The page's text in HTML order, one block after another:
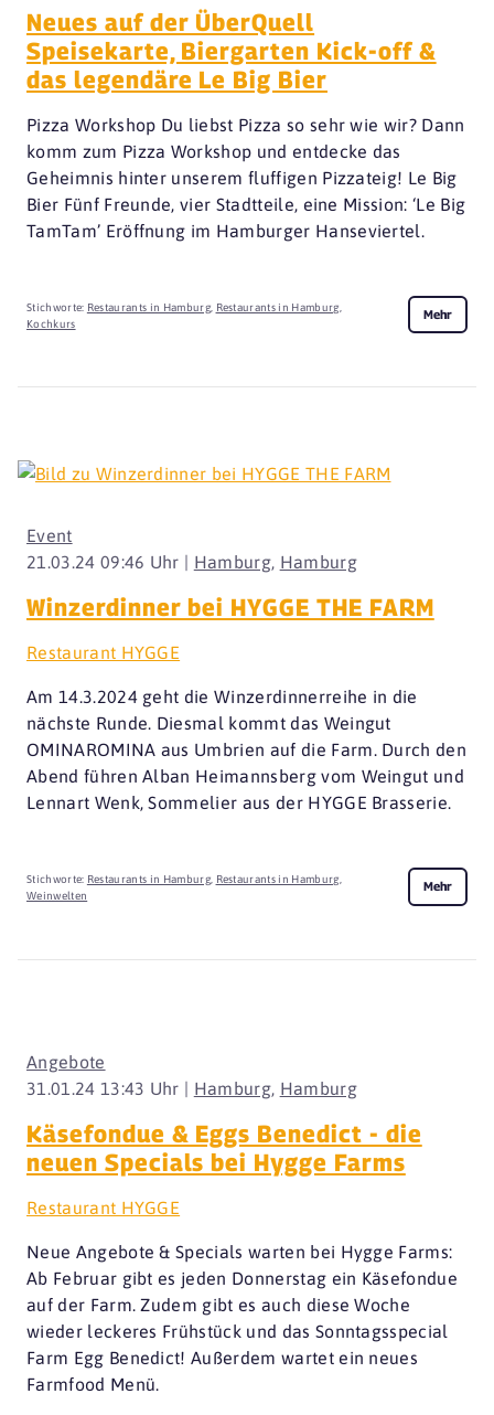
Neues auf der ÜberQuell
Speisekarte, Biergarten Kick-off &
das legendäre Le Big Bier
Pizza Workshop Du liebst Pizza so sehr wie wir? Dann
komm zum Pizza Workshop und entdecke das
Geheimnis hinter unserem fluffigen Pizzateig! Le Big
Bier Fünf Freunde, vier Stadtteile, eine Mission: ‘Le Big
TamTam’ Eröffnung im Hamburger Hanseviertel.
Stichworte: Restaurants in Hamburg, Restaurants in Hamburg
Kochkurs
Mehr
21.03.24 09:46 Uhr | Hamburg, Hamburg
Event
Winzerdinner bei HYGGE THE FARM
Restaurant HYGGE
Am 14.3.2024 geht die Winzerdinnerreihe in die
nächste Runde. Diesmal kommt das Weingut
OMINAROMINA aus Umbrien auf die Farm. Durch den
Abend führen Alban Heimannsberg vom Weingut und
Lennart Wenk, Sommelier aus der HYGGE Brasserie.
Stichworte: Restaurants in Hamburg, Restaurants in Hamburg
Weinwelten
Mehr
31.01.24 13:43 Uhr | Hamburg, Hamburg
Angebote
Käsefondue & Eggs Benedict - die
neuen Specials bei Hygge Farms
Restaurant HYGGE
Neue Angebote & Specials warten bei Hygge Farms:
Ab Februar gibt es jeden Donnerstag ein Käsefondue
auf der Farm. Zudem gibt es auch diese Woche
wieder leckeres Frühstück und das Sonntagsspecial
Farm Egg Benedict! Außerdem wartet ein neues
Farmfood Menü.